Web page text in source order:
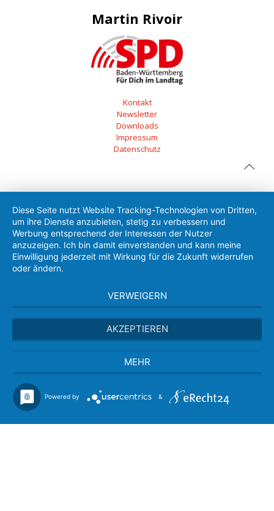
Martin Rivoir
Kontakt
Newsletter
Downloads
Impressum
Datenschutz
Diese Seite nutzt Website Tracking-Technologien von Dritten,
um ihre Dienste anzubieten, stetig zu verbessern und
Werbung entsprechend der Interessen der Nutzer
anzuzeigen. Ich bin damit einverstanden und kann meine
Einwilligung jederzeit mit Wirkung für die Zukunft widerrufen
oder ändern.
VERWEIGERN
AKZEPTIEREN
MEHR
Powered by &